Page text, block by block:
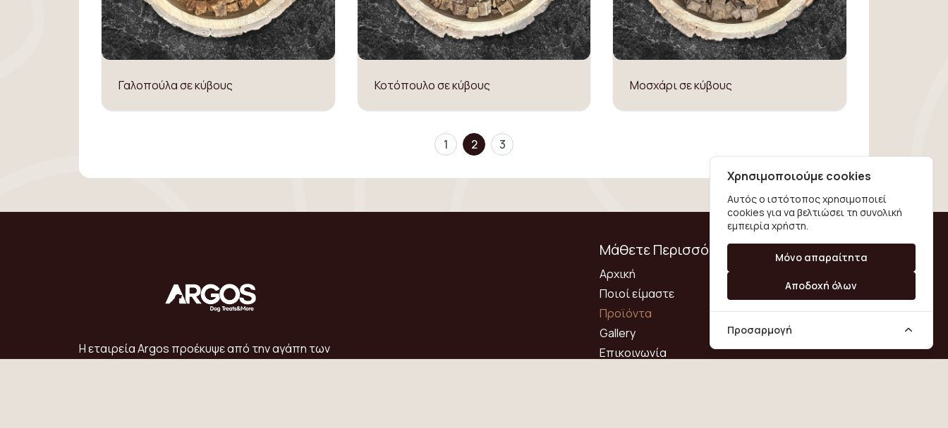
Γαλοπούλα σε κύβους Κοτόπουλο σε κύβους Μοσχάρι σε κύβους
1 2 3
Η εταιρεία Argos προέκυψε από την αγάπη των
Μάθετε Περισσότερα
Αρχική
Ποιοί είμαστε
Προϊόντα
Gallery
Επικοινωνία
Κοινωνικά Δίκτυα
Χρησιμοποιούμε cookies
Αυτός ο ιστότοπος χρησιμοποιεί
cookies για να βελτιώσει τη συνολική
εμπειρία χρήστη.
Μόνο απαραίτητα
Αποδοχή όλων
Προσαρμογή